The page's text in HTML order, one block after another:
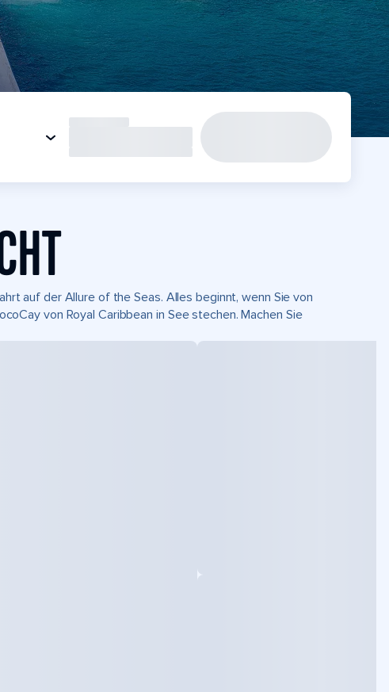
auf der Allure of the Seas. Alles beginnt, wenn Sie von
von Royal Caribbean in See stechen. Machen Sie